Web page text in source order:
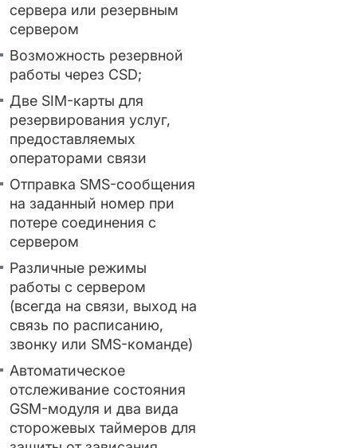
сервера или резервным
сервером
Возможность резервной
работы через CSD;
Две SIM-карты для
резервирования услуг,
предоставляемых
операторами связи
Отправка SMS-сообщения
на заданный номер при
потере соединения с
сервером
Различные режимы
работы с сервером
(всегда на связи, выход на
связь по расписанию,
звонку или SMS-команде)
Автоматическое
отслеживание состояния
GSM-модуля и два вида
сторожевых таймеров для